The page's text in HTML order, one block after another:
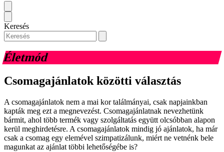
Keresés
Életmód
Csomagajánlatok közötti választás
A csomagajánlatok nem a mai kor találmányai, csak napjainkban
kapták meg ezt a megnevezést. Csomagajánlatnak nevezhetünk
bármit, ahol több termék vagy szolgáltatás együtt olcsóbban alapon
kerül meghirdetésre. A csomagajánlatok mindig jó ajánlatok, ha már
csak a csomag egy elemével szimpatizálunk, miért ne vetnénk bele
magunkat az ajánlat többi lehetőségébe is?